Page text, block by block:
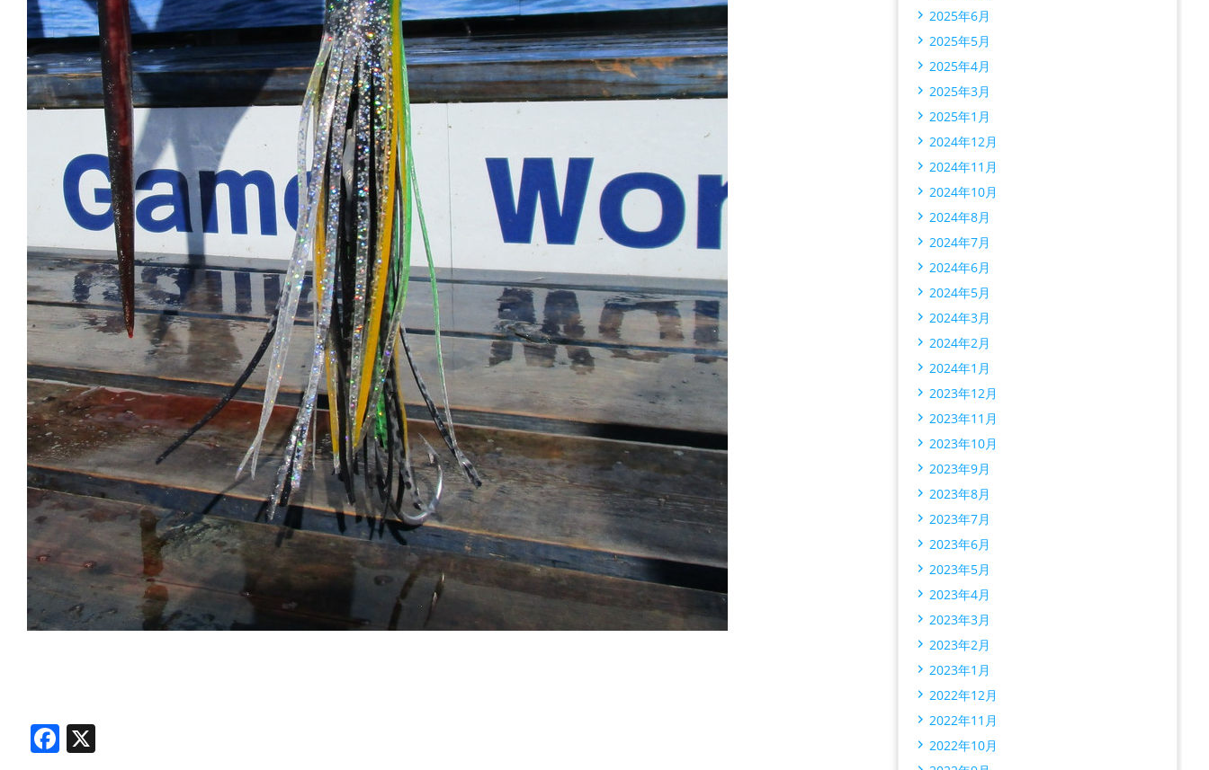
Facebook
2025年6月
2025年5月
2025年4月
2025年3月
2025年1月
2024年12月
2024年11月
2024年10月
2024年8月
2024年7月
2024年6月
2024年5月
2024年3月
2024年2月
2024年1月
2023年12月
2023年11月
2023年10月
2023年9月
2023年8月
2023年7月
2023年6月
2023年5月
2023年4月
2023年3月
2023年2月
2023年1月
2022年12月
2022年11月
2022年10月